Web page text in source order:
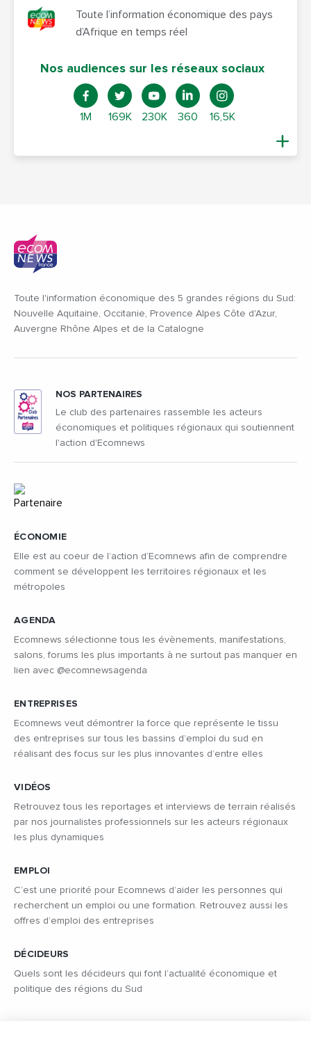
Toute l’information économique des pays
d’Afrique en temps réel
Nos audiences sur les réseaux sociaux
1M 169K 230K 360 16,5K
Toute l'information économique des 5 grandes régions du Sud:
Nouvelle Aquitaine, Occitanie, Provence Alpes Côte d'Azur,
Auvergne Rhône Alpes et de la Catalogne
ÉCONOMIE
Elle est au coeur de l’action d’Ecomnews afin de comprendre
comment se développent les territoires régionaux et les
métropoles
AGENDA
Ecomnews sélectionne tous les évènements, manifestations,
salons, forums les plus importants à ne surtout pas manquer en
lien avec @ecomnewsagenda
ENTREPRISES
Ecomnews veut démontrer la force que représente le tissu
des entreprises sur tous les bassins d’emploi du sud en
réalisant des focus sur les plus innovantes d’entre elles
VIDÉOS
Retrouvez tous les reportages et interviews de terrain réalisés
par nos journalistes professionnels sur les acteurs régionaux
les plus dynamiques
EMPLOI
C’est une priorité pour Ecomnews d’aider les personnes qui
recherchent un emploi ou une formation. Retrouvez aussi les
offres d’emploi des entreprises
DÉCIDEURS
Quels sont les décideurs qui font l’actualité économique et
politique des régions du Sud
NOS PARTENAIRES
Le club des partenaires rassemble les acteurs
économiques et politiques régionaux qui soutiennent
l'action d'Ecomnews